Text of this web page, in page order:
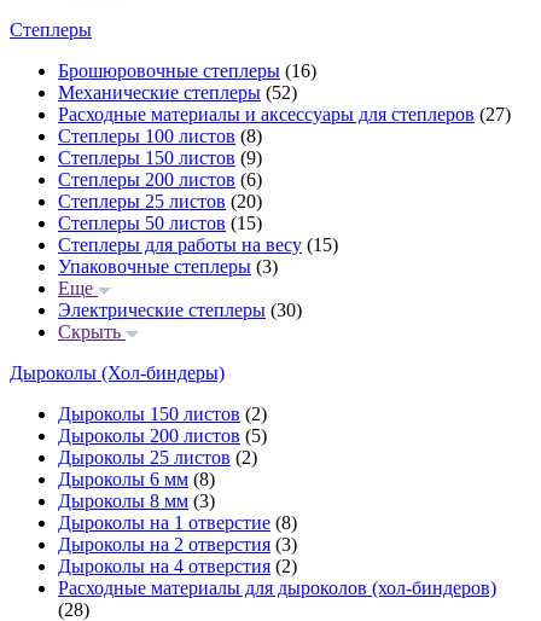
Степлеры
Брошюровочные степлеры (16)
Механические степлеры (52)
Расходные материалы и аксессуары для степлеров (27)
Степлеры 100 листов (8)
Степлеры 150 листов (9)
Степлеры 200 листов (6)
Степлеры 25 листов (20)
Степлеры 50 листов (15)
Степлеры для работы на весу (15)
Упаковочные степлеры (3)
Еще
Электрические степлеры (30)
Скрыть
Дыроколы (Хол-биндеры)
Дыроколы 150 листов (2)
Дыроколы 200 листов (5)
Дыроколы 25 листов (2)
Дыроколы 6 мм (8)
Дыроколы 8 мм (3)
Дыроколы на 1 отверстие (8)
Дыроколы на 2 отверстия (3)
Дыроколы на 4 отверстия (2)
Расходные материалы для дыроколов (хол-биндеров)
(28)